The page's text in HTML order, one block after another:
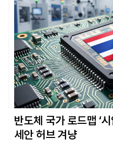
반도체 국가 로드맵 ‘
세안 허브 겨냥